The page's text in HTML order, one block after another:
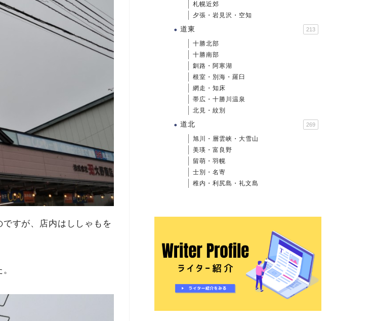
すが、店内はししゃもを
札幌近郊
夕張・岩見沢・空知
道東 213
十勝北部
十勝南部
釧路・阿寒湖
根室・別海・羅臼
網走・知床
帯広・十勝川温泉
北見・紋別
道北 269
旭川・層雲峡・大雪山
美瑛・富良野
留萌・羽幌
士別・名寄
稚内・利尻島・礼文島